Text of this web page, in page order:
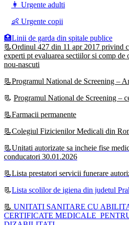
👩 Urgente adulti
👶 Urgente copii
🏥Linii de garda din spitale publice
📃Ordinul 427 din 11 apr 2017 privind
experti pt evaluarea sectiilor si comp de
nou-nascuti
📃Programul National de Screening –
📃 Programul National de Screening –
📃Farmacii permanente
📃Colegiul Fizicienilor Medicali din
📃Unitati autorizate sa incheie fise
conducatori 30.01.2026
📃Lista prestatori servicii funerare
📃Lista scolilor de igiena din judetul
📃 UNITATI SANITARE CU
CERTIFICATE MEDICALE